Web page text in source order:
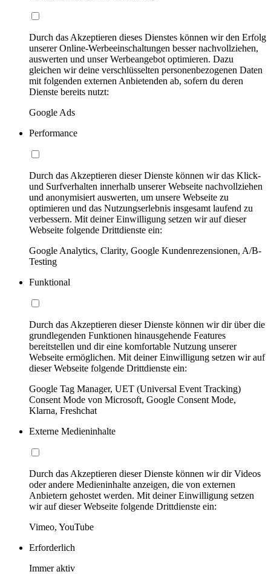
Durch das Akzeptieren dieses Dienstes können wir den Erfolg
unserer Online-Werbeeinschaltungen besser nachvollziehen,
auswerten und unser Werbeangebot optimieren. Dazu
gleichen wir deine verschlüsselten personenbezogenen Daten
mit folgenden externen Anbietenden ab, sofern du deren
Dienste bereits nutzt:
Google Ads
Performance
Durch das Akzeptieren dieser Dienste können wir das Klick-
und Surfverhalten innerhalb unserer Webseite nachvollziehen
und anonymisiert auswerten, um unsere Webseite zu
optimieren und das Nutzungserlebnis insgesamt laufend zu
verbessern. Mit deiner Einwilligung setzen wir auf dieser
Webseite folgende Drittdienste ein:
Google Analytics, Clarity, Google Kundenrezensionen, A/B-
Testing
Funktional
Durch das Akzeptieren dieser Dienste können wir dir über die
grundlegenden Funktionen hinausgehende Features
bereitstellen und dir eine komfortable Nutzung unserer
Webseite ermöglichen. Mit deiner Einwilligung setzen wir auf
dieser Webseite folgende Drittdienste ein:
Google Tag Manager, UET (Universal Event Tracking)
Consent Mode von Microsoft, Google Consent Mode,
Klarna, Freshchat
Externe Medieninhalte
Durch das Akzeptieren dieser Dienste können wir dir Videos
oder andere Medieninhalte anzeigen, die von externen
Anbietern gehostet werden. Mit deiner Einwilligung setzen
wir auf dieser Webseite folgende Drittdienste ein:
Vimeo, YouTube
Erforderlich
Immer aktiv